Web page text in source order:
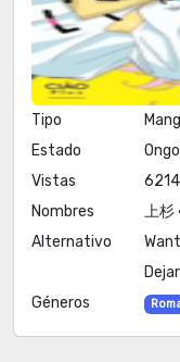
Tipo
Estado
Vistas
6214
Nombres
Alternativo
上杉
Géneros